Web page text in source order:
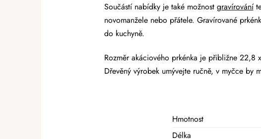
Součástí nabídky je také možnost gravírování
novomanžele nebo přátele. Gravírované
do kuchyně.
Rozměr akáciového prkénka je přibližne 22,8
Dřevěný výrobek umývejte ručně, v myčce by
Hmotnost
Délka